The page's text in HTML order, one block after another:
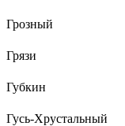
Грозный
Грязи
Губкин
Гусь-Хрустальный